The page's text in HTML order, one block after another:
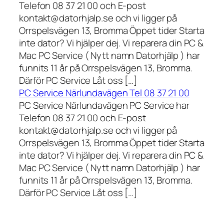
Telefon 08 37 21 00 och E-post
kontakt@datorhjalp.se och vi ligger på
Orrspelsvägen 13, Bromma Öppet tider Starta
inte dator? Vi hjälper dej. Vi reparera din PC &
Mac PC Service ( Nytt namn Datorhjälp ) har
funnits 11 år på Orrspelsvägen 13, Bromma.
Därför PC Service Låt oss […]
PC Service Närlundavägen Tel 08 37 21 00
PC Service Närlundavägen PC Service har
Telefon 08 37 21 00 och E-post
kontakt@datorhjalp.se och vi ligger på
Orrspelsvägen 13, Bromma Öppet tider Starta
inte dator? Vi hjälper dej. Vi reparera din PC &
Mac PC Service ( Nytt namn Datorhjälp ) har
funnits 11 år på Orrspelsvägen 13, Bromma.
Därför PC Service Låt oss […]